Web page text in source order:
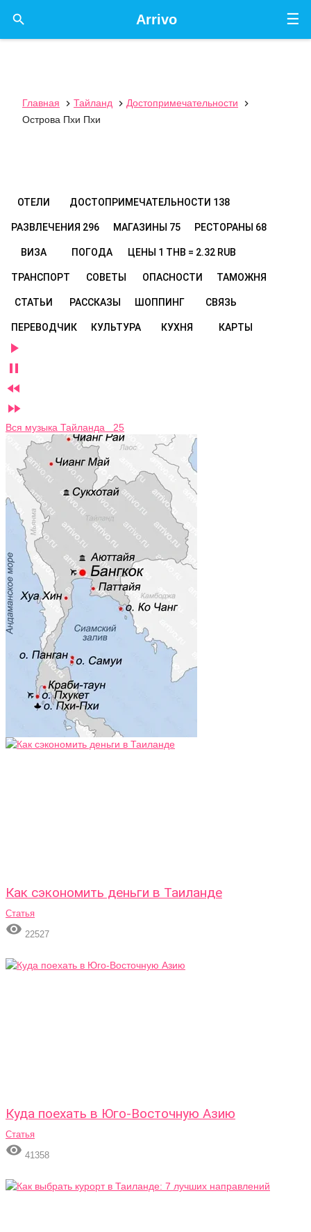
☰
Arrivo

Главная  Тайланд  Достопримечательности

Острова Пхи Пхи
ОТЕЛИ ДОСТОПРИМЕЧАТЕЛЬНОСТИ 138
РАЗВЛЕЧЕНИЯ 296 МАГАЗИНЫ 75 РЕСТОРАНЫ 68
ВИЗА ПОГОДА ЦЕНЫ 1 THB = 2.32 RUB
ТРАНСПОРТ СОВЕТЫ ОПАСНОСТИ ТАМОЖНЯ
СТАТЬИ РАССКАЗЫ ШОППИНГ СВЯЗЬ
ПЕРЕВОДЧИК КУЛЬТУРА КУХНЯ КАРТЫ




Вся музыка Тайланда 25
Как сэкономить деньги в Таиланде
Статья
 22527
Куда поехать в Юго-Восточную Азию
Статья
 41358